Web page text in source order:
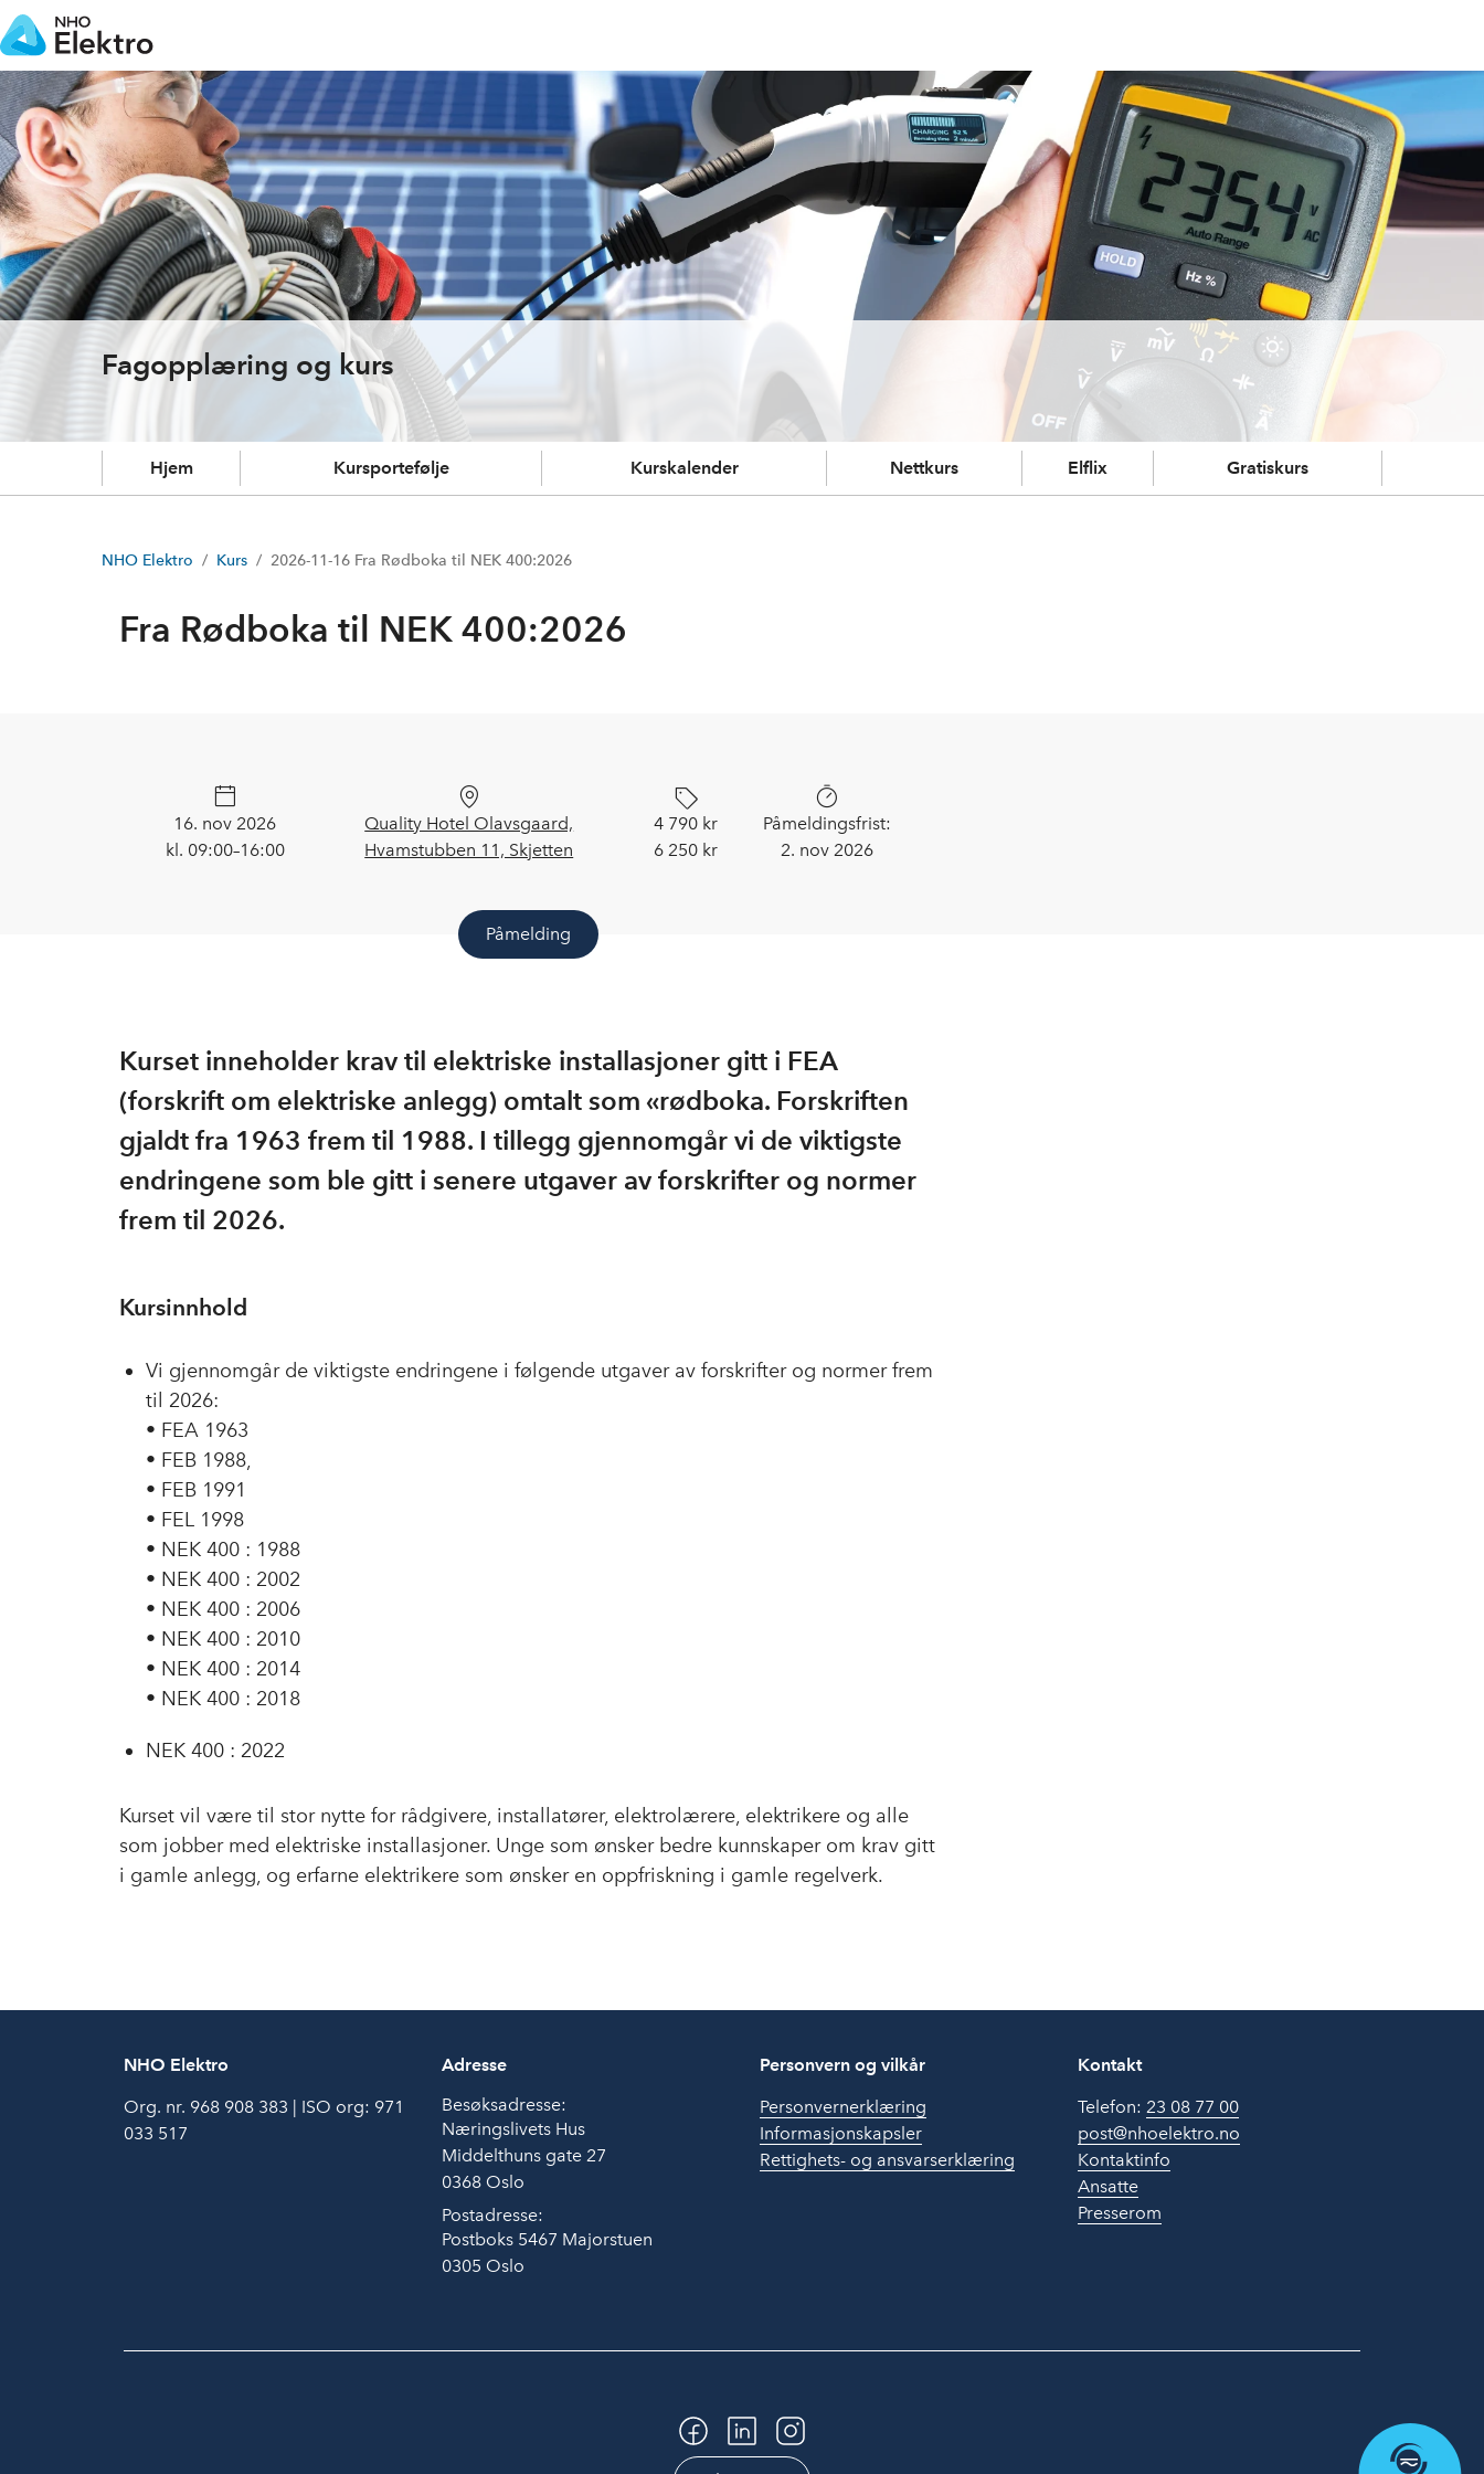
Fagopplæring og kurs
Hjem Kursportefølje Kurskalender Nettkurs Elflix Gratiskurs
NHO Elektro Kurs 2026-11-16 Fra Rødboka til NEK 400:2026
Fra Rødboka til NEK 400:2026
16. nov 2026
kl. 09:00–16:00
Quality Hotel Olavsgaard,
Hvamstubben 11, Skjetten
4 790 kr
6 250 kr
Påmeldingsfrist:
2. nov 2026
Påmelding
Kurset inneholder krav til elektriske installasjoner gitt i FEA
(forskrift om elektriske anlegg) omtalt som «rødboka. Forskriften
gjaldt fra 1963 frem til 1988. I tillegg gjennomgår vi de viktigste
endringene som ble gitt i senere utgaver av forskrifter og normer
frem til 2026.
Kursinnhold
Vi gjennomgår de viktigste endringene i følgende utgaver av forskrifter og normer frem
til 2026:
• FEA 1963
• FEB 1988,
• FEB 1991
• FEL 1998
• NEK 400 : 1988
• NEK 400 : 2002
• NEK 400 : 2006
• NEK 400 : 2010
• NEK 400 : 2014
• NEK 400 : 2018
NEK 400 : 2022
Kurset vil være til stor nytte for rådgivere, installatører, elektrolærere, elektrikere og alle
som jobber med elektriske installasjoner. Unge som ønsker bedre kunnskaper om krav gitt
i gamle anlegg, og erfarne elektrikere som ønsker en oppfriskning i gamle regelverk.
NHO Elektro
Org. nr. 968 908 383 | ISO org: 971
033 517
Adresse
Besøksadresse:
Næringslivets Hus
Middelthuns gate 27
0368 Oslo
Postadresse:
Postboks 5467 Majorstuen
0305 Oslo
Personvern og vilkår
Personvernerklæring
Informasjonskapsler
Rettighets- og ansvarserklæring
Kontakt
Telefon: 23 08 77 00
post@nhoelektro.no
Kontaktinfo
Ansatte
Presserom